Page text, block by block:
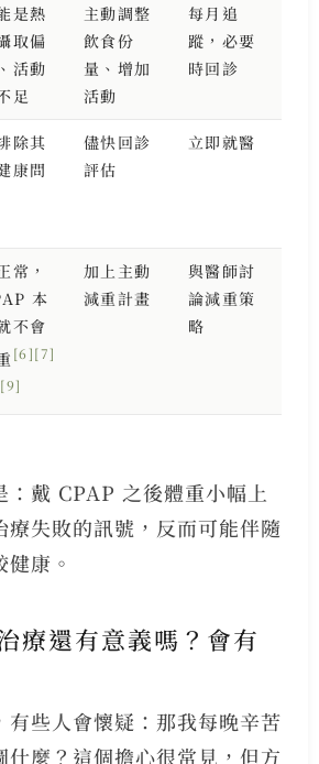
是熱
取偏
活動
足
主動調整
飲食份
量、增加
活動
每月追
蹤，必要
時回診
除其
康問
儘快回診
評估
立即就醫
常，
本
不會
[6][7]
[9]
加上主動
減重計畫
與醫師討
論減重策
略
：戴 CPAP 之後體重小幅上
療失敗的訊號，反而可能伴隨
康。
療還有意義嗎？會有
有些人會懷疑：那我每晚辛苦
什麼？這個擔心很常見，但方